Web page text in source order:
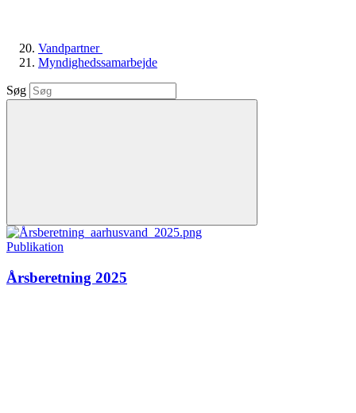
Vandpartner
Myndighedssamarbejde
Søg
Publikation
Årsberetning 2025